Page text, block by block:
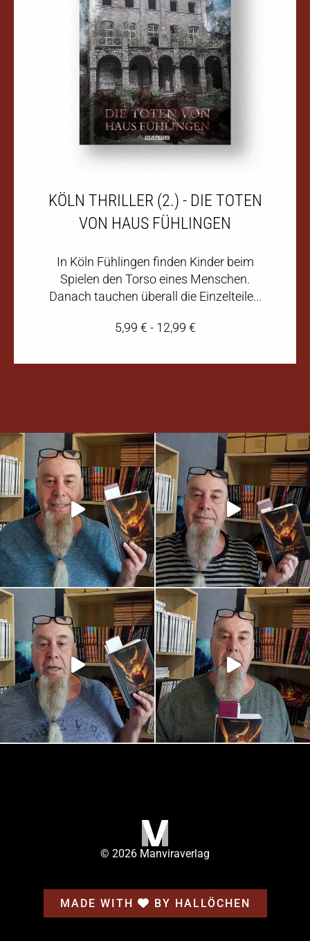
KÖLN THRILLER (2.) - DIE TOTEN
VON HAUS FÜHLINGEN
In Köln Fühlingen finden Kinder beim
Spielen den Torso eines Menschen.
Danach tauchen überall die Einzelteile...
5,99 €- 12,99 €
© 2026 Manviraverlag
MADE WITH BY HALLÖCHEN